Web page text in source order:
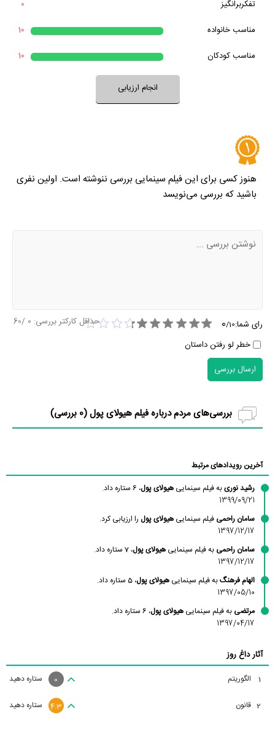
خیر
فضای فیلم با فرهنگ خانواده شما سازگار است؟ خیر
نظر خود را ثبت کنید
تفکربرانگیز
0
مناسب خانواده‌
10
مناسب کودکان
10
انجام ارزیابی
هنوز کسی برای این فیلم سینمایی بررسی ننوشته است. اولین نفری
باشید که بررسی می‌نویسد
رای شما: 0/10
خطر لو رفتن داستان
حداقل کارکتر بررسی: 0
/60
ارسال بررسی
بررسی‌های مردم درباره فیلم هیولای پول (0 بررسی)
آخرین رویدادهای مرتبط
رشید نوریبه فیلم سینمایی هیولای پول، 6 ستاره داد.
1399/09/21
سامان راحمی فیلم سینمایی هیولای پول را ارزیابی کرد.
1397/12/17
سامان راحمی به فیلم سینمایی هیولای پول، 7 ستاره داد.
1397/12/17
الهام فرهنگبه فیلم سینمایی هیولای پول، 5 ستاره داد.
1397/05/10
مرتضی به فیلم سینمایی هیولای پول، 6 ستاره داد.
1397/04/17
آثار داغ روز
1 الگوریتم ستاره دهید 0
2 قانون ستاره دهید 4.3